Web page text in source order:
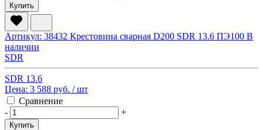
Купить
Артикул: 38432 Крестовина сварная D200 SDR 13.6 ПЭ100 В
наличии
SDR
SDR 13.6
Цена: 3 588 руб. / шт
Сравнение
-
+
Купить